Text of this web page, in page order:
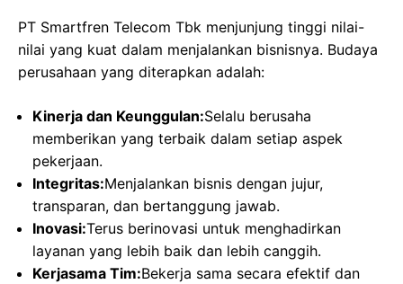
PT Smartfren Telecom Tbk menjunjung tinggi nilai-
nilai yang kuat dalam menjalankan bisnisnya. Budaya
perusahaan yang diterapkan adalah:
Kinerja dan Keunggulan:Selalu berusaha
memberikan yang terbaik dalam setiap aspek
pekerjaan.
Integritas:Menjalankan bisnis dengan jujur,
transparan, dan bertanggung jawab.
Inovasi:Terus berinovasi untuk menghadirkan
layanan yang lebih baik dan lebih canggih.
Kerjasama Tim:Bekerja sama secara efektif dan